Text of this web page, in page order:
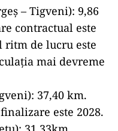
– Tigveni): 9,86
contractual este
ritm de lucru este
mai devreme
37,40 km.
este 2028.